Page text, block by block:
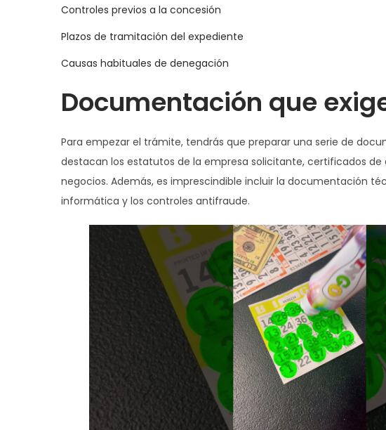
io
2
0
6
Controles previos a la concesión
Plazos de tramitación del expediente
Causas habituales de denegación
Documentación que
Para empezar el trámite, tendrás que preparar una serie de
destacan los estatutos de la empresa solicitante, certificados
negocios. Además, es imprescindible incluir la documentación
informática y los controles antifraude.